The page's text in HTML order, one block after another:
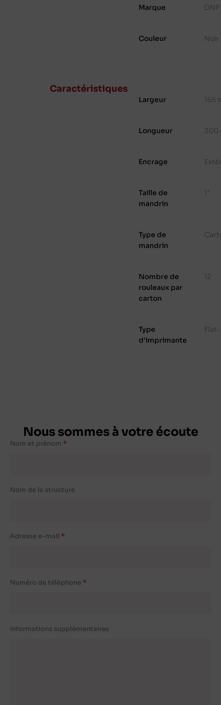
Marque DNP
Couleur Noir
Caractéristiques
Largeur 165
Longueur 300
Encrage
Taille de
mandrin
1"
Type de
mandrin
Nombre de
rouleaux par
carton
12
Type
d'imprimante
Nous sommes à votre écoute
Nom et prénom
Nom de la structure
Adresse e-mail
Numéro de téléphone
Informations supplémentaires